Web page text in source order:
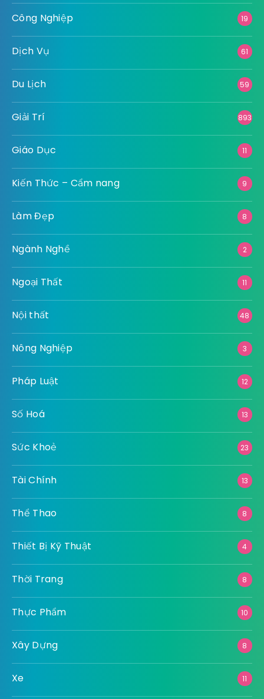
Công Nghiệp 19
Dịch Vụ 61
Du Lịch 59
Giải Trí 893
Giáo Dục 11
Kiến Thức – Cẩm nang 9
Làm Đẹp 8
Ngành Nghề 2
Ngoại Thất 11
Nội thất 48
Nông Nghiệp 3
Pháp Luật 12
Số Hoá 13
Sức Khoẻ 23
Tài Chính 13
Thể Thao 8
Thiết Bị Kỹ Thuật 4
Thời Trang 8
Thực Phẩm 10
Xây Dựng 8
Xe 11